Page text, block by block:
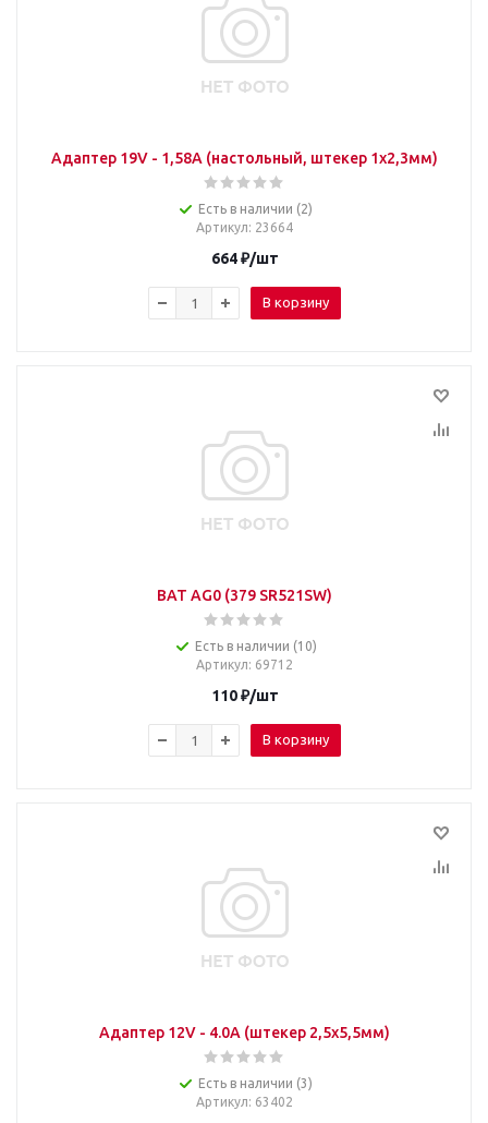
Адаптер 19V - 1,58A (настольный, штекер 1х2,3мм)
Есть в наличии (2)
Артикул: 23664
664₽/шт
В корзину
BAT AG0 (379 SR521SW)
Есть в наличии (10)
Артикул: 69712
110₽/шт
В корзину
Адаптер 12V - 4.0A (штекер 2,5х5,5мм)
Есть в наличии (3)
Артикул: 63402